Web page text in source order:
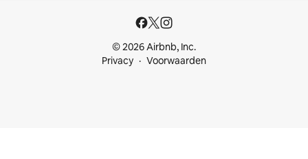
© 2026 Airbnb, Inc.
Privacy
Voorwaarden